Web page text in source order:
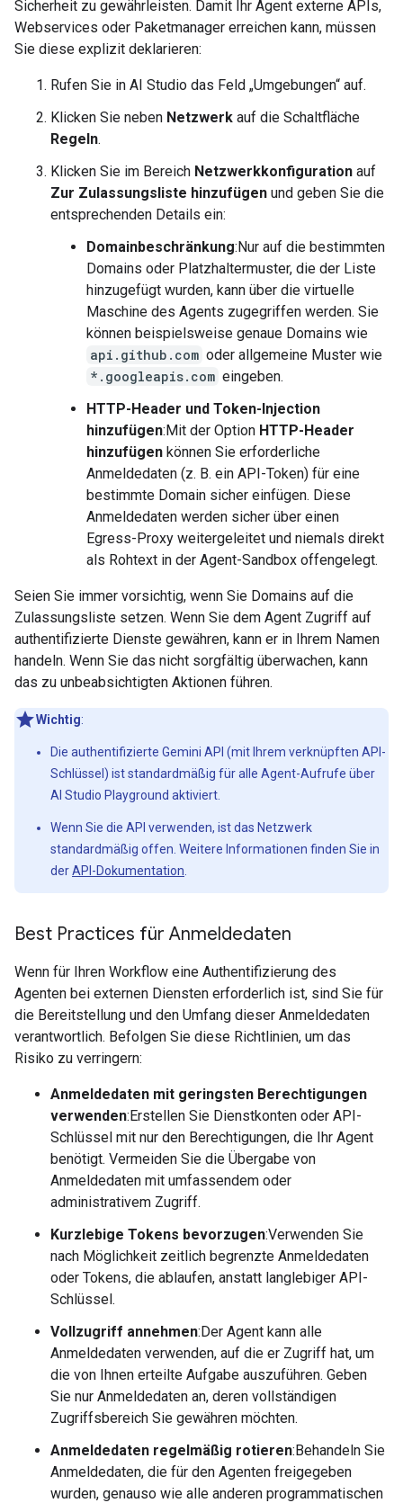
Sicherheit zu gewährleisten. Damit Ihr Agent externe APIs,
Webservices oder Paketmanager erreichen kann, müssen
Sie diese explizit deklarieren:
Rufen Sie in AI Studio das Feld „Umgebungen“ auf.
Klicken Sie neben Netzwerk auf die Schaltfläche
Regeln.
Klicken Sie im Bereich Netzwerkkonfiguration auf
Zur Zulassungsliste hinzufügen und geben Sie die
entsprechenden Details ein:
Domainbeschränkung:Nur auf die bestimmten
Domains oder Platzhaltermuster, die der Liste
hinzugefügt wurden, kann über die virtuelle
Maschine des Agents zugegriffen werden. Sie
können beispielsweise genaue Domains wie
api.github.com oder allgemeine Muster wie
*.googleapis.com eingeben.
HTTP-Header und Token-Injection
hinzufügen:Mit der Option HTTP-Header
hinzufügen können Sie erforderliche
Anmeldedaten (z. B. ein API-Token) für eine
bestimmte Domain sicher einfügen. Diese
Anmeldedaten werden sicher über einen
Egress-Proxy weitergeleitet und niemals direkt
als Rohtext in der Agent-Sandbox offengelegt.
Seien Sie immer vorsichtig, wenn Sie Domains auf die
Zulassungsliste setzen. Wenn Sie dem Agent Zugriff auf
authentifizierte Dienste gewähren, kann er in Ihrem Namen
handeln. Wenn Sie das nicht sorgfältig überwachen, kann
das zu unbeabsichtigten Aktionen führen.
Wichtig:
Die authentifizierte Gemini API (mit Ihrem verknüpften API-
Schlüssel) ist standardmäßig für alle Agent-Aufrufe über
AI Studio Playground aktiviert.
Wenn Sie die API verwenden, ist das Netzwerk
standardmäßig offen. Weitere Informationen finden Sie in
derAPI-Dokumentation
Best Practices für Anmeldedaten
Wenn für Ihren Workflow eine Authentifizierung des
Agenten bei externen Diensten erforderlich ist, sind Sie für
die Bereitstellung und den Umfang dieser Anmeldedaten
verantwortlich. Befolgen Sie diese Richtlinien, um das
Risiko zu verringern:
Anmeldedaten mit geringsten Berechtigungen
verwenden:Erstellen Sie Dienstkonten oder API-
Schlüssel mit nur den Berechtigungen, die Ihr Agent
benötigt. Vermeiden Sie die Übergabe von
Anmeldedaten mit umfassendem oder
administrativem Zugriff.
Kurzlebige Tokens bevorzugen:Verwenden Sie
nach Möglichkeit zeitlich begrenzte Anmeldedaten
oder Tokens, die ablaufen, anstatt langlebiger API-
Schlüssel.
Vollzugriff annehmen:Der Agent kann alle
Anmeldedaten verwenden, auf die er Zugriff hat, um
die von Ihnen erteilte Aufgabe auszuführen. Geben
Sie nur Anmeldedaten an, deren vollständigen
Zugriffsbereich Sie gewähren möchten.
Anmeldedaten regelmäßig rotieren:Behandeln Sie
Anmeldedaten, die für den Agenten freigegeben
wurden, genauso wie alle anderen programmatischen